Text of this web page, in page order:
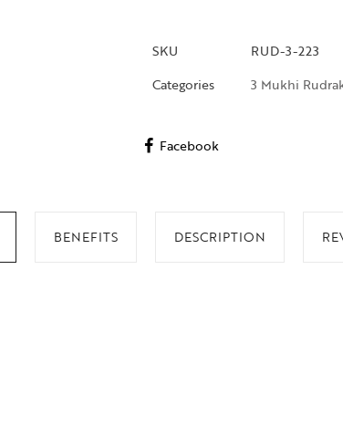
SKU
RUD-3-223
Categories
3 Mukhi
Facebook
BENEFITS DESCRIPTION